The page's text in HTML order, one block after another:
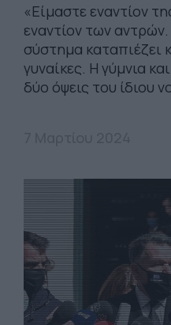
«Είμαστε εναντίον
εναντίον των
σύστημα καταπιέζει
γυναίκες. Η γύμνια
δύο όψεις του ίδιου